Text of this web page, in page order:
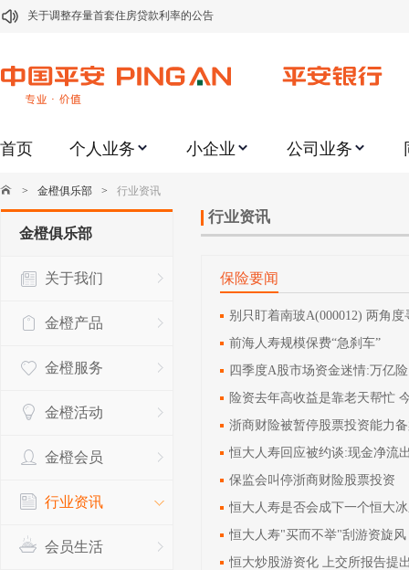
关于修订《平安银行平安金积存业务协议书（个人）》的公告
关于2021年劳动节期间代理贵金属业务风险提示的通知
关于加强代理贵金属业务风险防范的提示
关于进一步加强代理贵金属业务风险防范的提示
关于平安银行电子版信用卡更名为平安银行数字信用卡的公告
关于调整存量首套住房贷款利率的公告
首页 个人业务 小企业 公司业务
> 金橙俱乐部 > 行业资讯
金橙俱乐部
关于我们
金橙产品
金橙服务
金橙活动
金橙会员
行业资讯
会员生活
行业资讯
保险要闻
别只盯着南玻A(000012) 两角
前海人寿规模保费“急刹车”
四季度A股市场资金迷情:万亿
险资去年高收益是靠老天帮忙
浙商财险被暂停股票投资能力
恒大人寿回应被约谈:现金净流
保监会叫停浙商财险股票投资
恒大人寿是否会成下一个恒大冰
恒大人寿"买而不举"刮游资旋
恒大炒股游资化 上交所报告提